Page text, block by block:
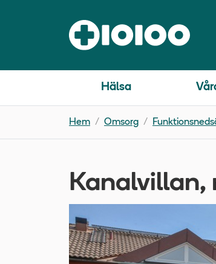
Hälsa
Hem Omsorg
Kanalvillan,